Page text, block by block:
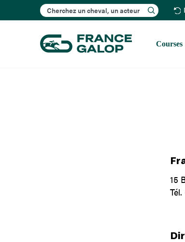
Rechercher
Courses
15